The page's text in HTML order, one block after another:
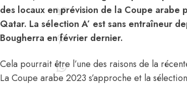
des locaux en prévision de la Coupe arabe
Qatar. La sélection A’ est sans entraîneur
Bougherra en février dernier.
Cela pourrait être l’une des raisons de la
La Coupe arabe 2023 s’approche et la